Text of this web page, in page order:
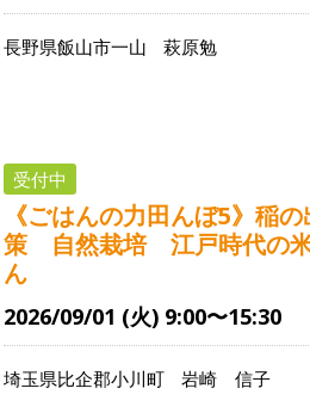
長野県飯山市一山 萩原勉
受付中
《ごはんの力田んぼ5》稲
策 自然栽培 江戸時代の
ん
2026/09/01 (火) 9:00〜15:30
埼玉県比企郡小川町 岩崎 信子